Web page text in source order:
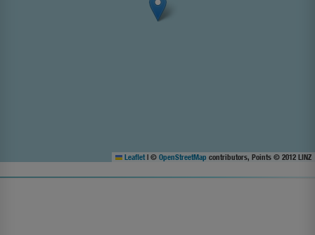
Leaflet | © OpenStreetMap contributors, Points © 2012 LINZ